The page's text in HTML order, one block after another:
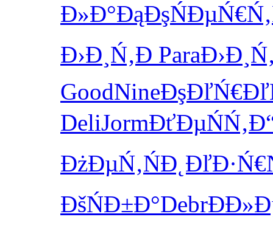
Đ»Đ°ĐąĐşŃĐµŃ€Ń‚
Đ›Đ¸Ń‚Đ Para
GoodNineĐşĐľŃ€Đľ
DeliJormĐťĐµŃŃ‚
ĐżĐµŃ‚ŃĐ˛ĐľĐ·Ń€
ĐšŃĐ±Đ°Debr